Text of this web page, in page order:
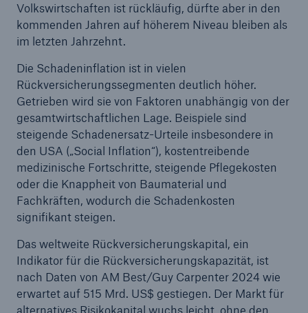
Volkswirtschaften ist rückläufig, dürfte aber in den
kommenden Jahren auf höherem Niveau bleiben als
im letzten Jahrzehnt.
Die Schadeninflation ist in vielen
Rückversicherungssegmenten deutlich höher.
Getrieben wird sie von Faktoren unabhängig von der
gesamtwirtschaftlichen Lage. Beispiele sind
steigende Schadenersatz-Urteile insbesondere in
den USA („Social Inflation“), kostentreibende
medizinische Fortschritte, steigende Pflegekosten
oder die Knappheit von Baumaterial und
Fachkräften, wodurch die Schadenkosten
signifikant steigen.
Das weltweite Rückversicherungskapital, ein
Indikator für die Rückversicherungskapazität, ist
nach Daten von AM Best/Guy Carpenter 2024 wie
erwartet auf 515 Mrd. US$ gestiegen. Der Markt für
alternatives Risikokapital wuchs leicht, ohne den
Rückversicherung Leben/Gesundheit
MIRA Digital Suite